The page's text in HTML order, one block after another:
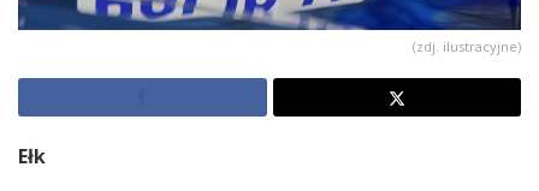
(zdj. ilustracyjne)
Ełk